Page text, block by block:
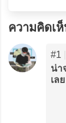
ความคิดเ
#1
น่า
เลย